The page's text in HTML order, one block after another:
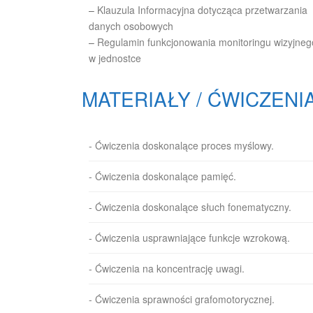
– Klauzula Informacyjna dotycząca przetwarzania
danych osobowych
– Regulamin funkcjonowania monitoringu
w jednostce
MATERIAŁY /
- Ćwiczenia doskonalące proces myślowy.
- Ćwiczenia doskonalące pamięć.
- Ćwiczenia doskonalące słuch fonematyczny.
- Ćwiczenia usprawniające funkcje wzrokową.
- Ćwiczenia na koncentrację uwagi.
- Ćwiczenia sprawności grafomotorycznej.